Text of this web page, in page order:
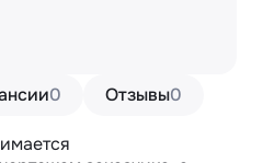
0 Отзывы0